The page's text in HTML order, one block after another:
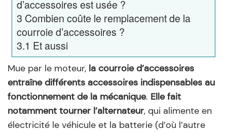
d’accessoires est usée ?
3 Combien coûte le remplacement de la
courroie d’accessoires ?
3.1 Et aussi
Mue par le moteur, la courroie d’accessoires
entraîne différents accessoires indispensables au
fonctionnement de la mécanique. Elle fait
notamment tourner l’alternateur, qui alimente en
électricité le véhicule et la batterie (d’où l’autre